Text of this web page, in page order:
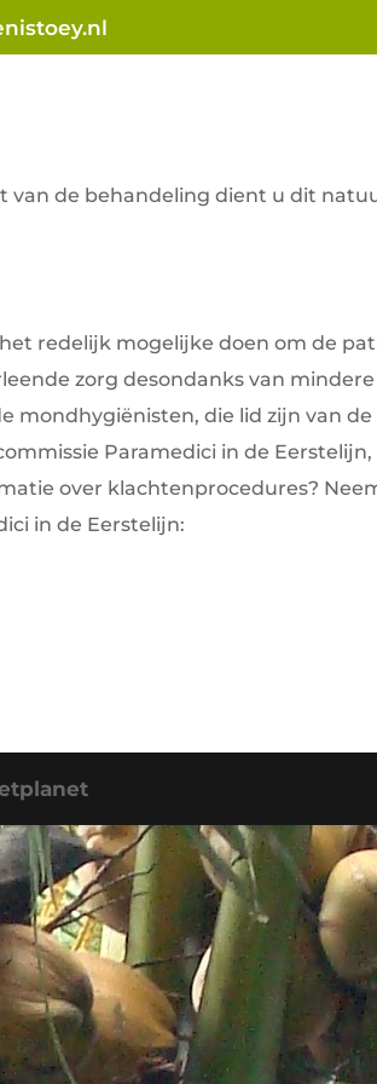
van de behandeling dient u dit
redelijk mogelijke doen om de
zorg desondanks van
mondhygiënisten, die lid zijn van
Paramedici in de
over klachtenprocedures?
in de Eerstelijn: